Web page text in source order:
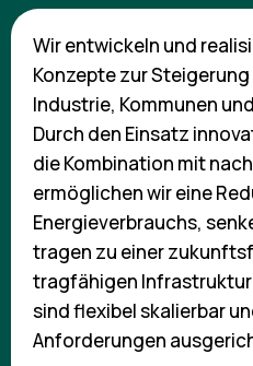
Wir entwickeln und
Konzepte zur
Industrie, Kommunen
Durch den Einsatz
die Kombination mit
ermöglichen wir eine
Energieverbrauchs,
tragen zu einer
tragfähigen Infrastruktur
sind flexibel skalierbar
Anforderungen